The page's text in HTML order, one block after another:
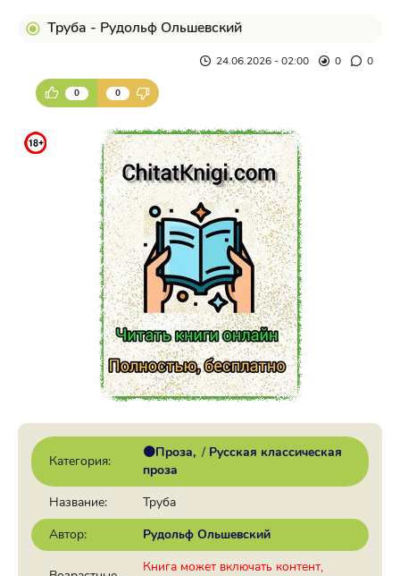
Труба - Рудольф Ольшевский
24.06.2026 - 02:00 0 0
0 0
Категория:
🟠Проза / Русская классическая
проза
Название:
Труба
Автор:
Рудольф Ольшевский
Книга может включать контент,